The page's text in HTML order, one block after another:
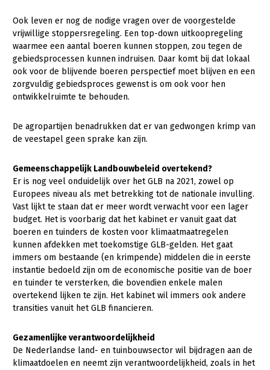
Ook leven er nog de nodige vragen over de voorgestelde
vrijwillige stoppersregeling. Een top-down uitkoopregeling
waarmee een aantal boeren kunnen stoppen, zou tegen de
gebiedsprocessen kunnen indruisen. Daar komt bij dat lokaal
ook voor de blijvende boeren perspectief moet blijven en een
zorgvuldig gebiedsproces gewenst is om ook voor hen
ontwikkelruimte te behouden.
De agropartijen benadrukken dat er van gedwongen krimp van
de veestapel geen sprake kan zijn.
Gemeenschappelijk Landbouwbeleid overtekend?
Er is nog veel onduidelijk over het GLB na 2021, zowel op
Europees niveau als met betrekking tot de nationale invulling.
Vast lijkt te staan dat er meer wordt verwacht voor een lager
budget. Het is voorbarig dat het kabinet er vanuit gaat dat
boeren en tuinders de kosten voor klimaatmaatregelen
kunnen afdekken met toekomstige GLB-gelden. Het gaat
immers om bestaande (en krimpende) middelen die in eerste
instantie bedoeld zijn om de economische positie van de boer
en tuinder te versterken, die bovendien enkele malen
overtekend lijken te zijn. Het kabinet wil immers ook andere
transities vanuit het GLB financieren.
Gezamenlijke verantwoordelijkheid
De Nederlandse land- en tuinbouwsector wil bijdragen aan de
klimaatdoelen en neemt zijn verantwoordelijkheid, zoals in het